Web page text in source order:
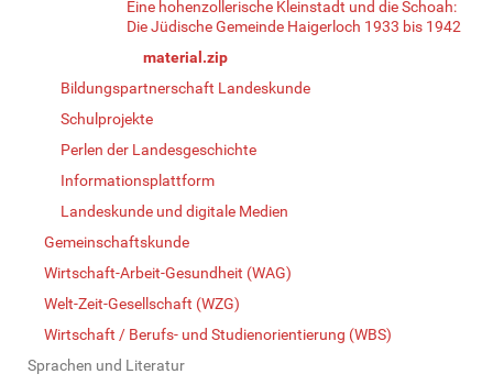
Eine hohenzollerische Kleinstadt und die Schoah:
Die Jüdische Gemeinde Haigerloch 1933 bis 1942
material.zip
Bildungspartnerschaft Landeskunde
Schulprojekte
Perlen der Landesgeschichte
Informationsplattform
Landeskunde und digitale Medien
Gemeinschaftskunde
Wirtschaft-Arbeit-Gesundheit (WAG)
Welt-Zeit-Gesellschaft (WZG)
Wirtschaft / Berufs- und Studienorientierung (WBS)
Sprachen und Literatur